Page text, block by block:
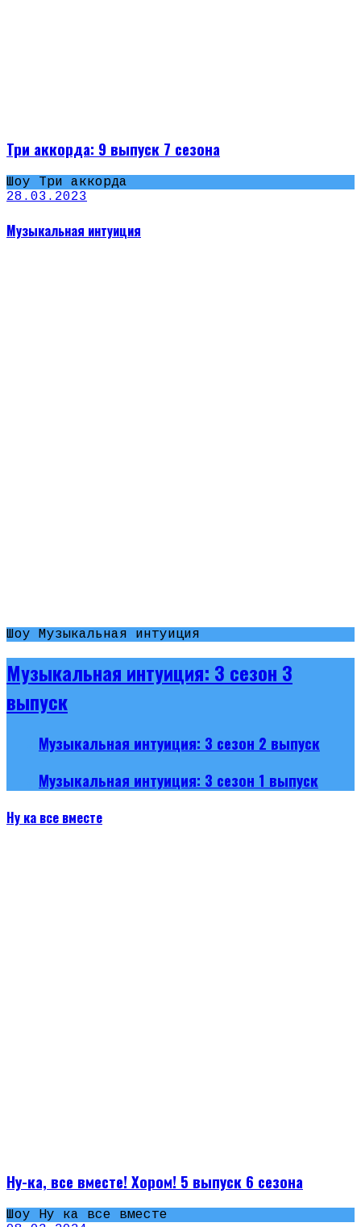
Три аккорда: 9 выпуск 7 сезона
Шоу Три аккорда
28.03.2023
Музыкальная интуиция
Шоу Музыкальная интуиция
Музыкальная интуиция: 3 сезон 3
выпуск
Музыкальная интуиция: 3 сезон 2 выпуск
Музыкальная интуиция: 3 сезон 1 выпуск
Ну ка все вместе
Ну-ка, все вместе! Хором! 5 выпуск 6 сезона
Шоу Ну ка все вместе